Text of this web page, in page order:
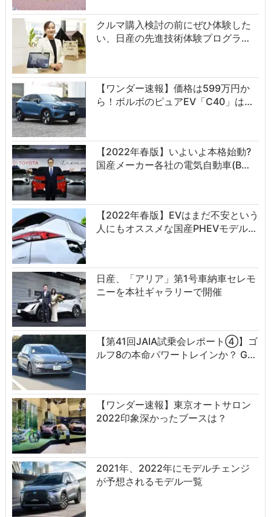
クルマ購入検討の前にぜひ体験した
い、日産の先進技術体験プログラ…
【ワンダー速報】価格は599万円か
ら！ボルボのピュアEV「C40」は…
【2022年春版】いよいよ本格始動?
国産メーカー各社の電気自動車(B…
【2022年春版】EVはまだ不安という
人にもオススメな国産PHEVモデル…
日産、「アリア」第1号車納車セレモ
ニーを本社ギャラリーで開催
【第41回JAIA試乗会レポート④】ゴ
ルフ8の本命パワートレインか？ G…
【ワンダー速報】東京オートサロン
2022印象深かったブースは？
2021年、2022年にモデルチェンジ
が予想されるモデル一覧